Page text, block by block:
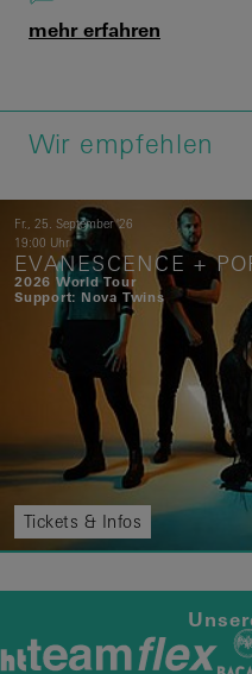
mehr erfahren
Wir empfehlen
Fr., 25. September'26
19:00 Uhr
EVANESCENCE +
2026 World Tour
Support: Nova Twins
Tickets & Infos